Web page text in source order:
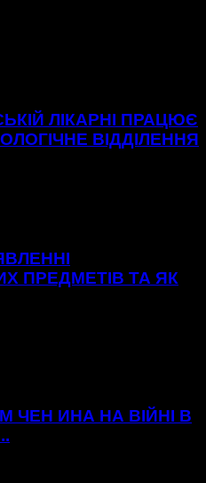
ЛІКАРНІ ПРАЦЮЄ
ВІДДІЛЕННЯ
ПРЕДМЕТІВ ТА ЯК
ЧЕН ИНА НА ВІЙНІ В